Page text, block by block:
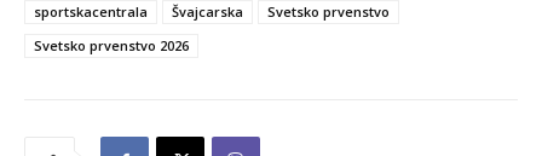
sportskacentrala
Švajcarska
Svetsko prvenstvo
Svetsko prvenstvo 2026